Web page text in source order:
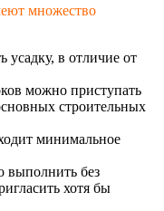
множество
усадку, в отличие от
можно приступать
строительных
минимальное
выполнить без
хотя бы